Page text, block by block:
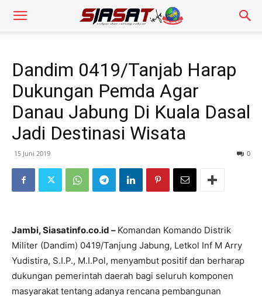
Dandim 0419/Tanjab Harap
Dukungan Pemda Agar
Danau Jabung Di Kuala Dasal
Jadi Destinasi Wisata
15 Juni 2019 0
Jambi, Siasatinfo.co.id – Komandan Komando Distrik
Militer (Dandim) 0419/Tanjung Jabung, Letkol Inf M Arry
Yudistira, S.I.P., M.I.Pol, menyambut positif dan berharap
dukungan pemerintah daerah bagi seluruh komponen
masyarakat tentang adanya rencana pembangunan